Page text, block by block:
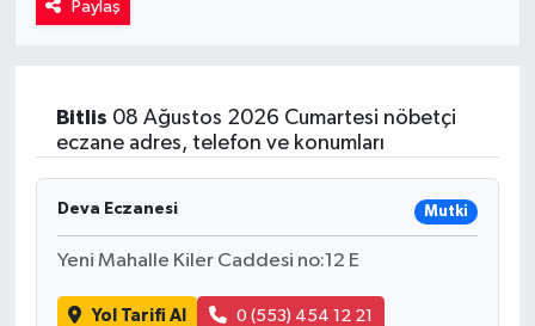
Paylaş
Bitlis 08 Ağustos 2026 Cumartesi nöbetçi
eczane adres, telefon ve konumları
Deva Eczanesi Mutki
Yeni Mahalle Kiler Caddesi no:12 E
Yol Tarifi Al 0 (553) 454 12 21
Yaşam